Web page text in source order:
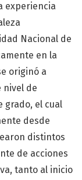
experiencia
Nacional de
en la
originó a
nivel de
grado, el cual
desde
distintos
de acciones
tanto al inicio